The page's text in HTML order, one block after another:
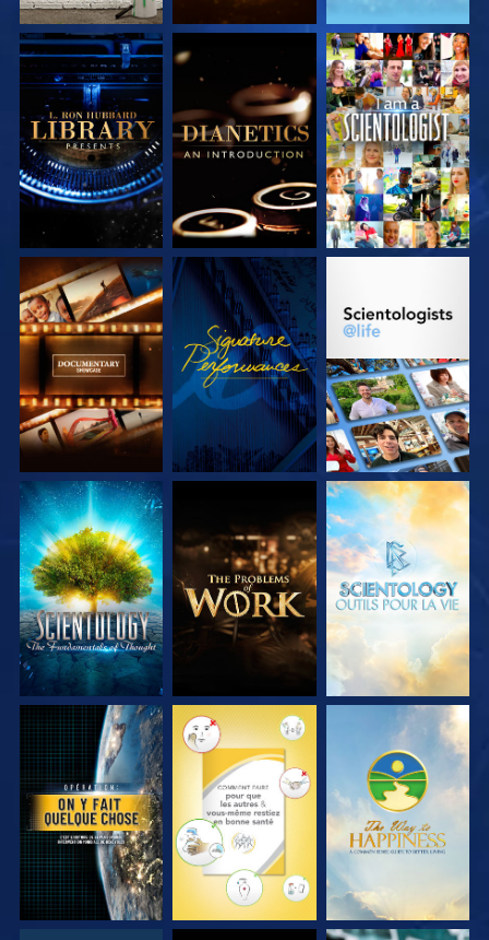
DÉCOUVRIR LES
SÉRIES
DÉCOUVRIR LES
SÉRIES
REGARDER
DÉCOUVRIR LES
SÉRIES
REGARDER
DÉCOUVRIR LES
DÉCOUVRIR LES
SÉRIES
DÉCOUVRIR LES
SÉRIES
DÉCOUVRIR LES
SÉRIES
REGARDER REGARDER REGARDER